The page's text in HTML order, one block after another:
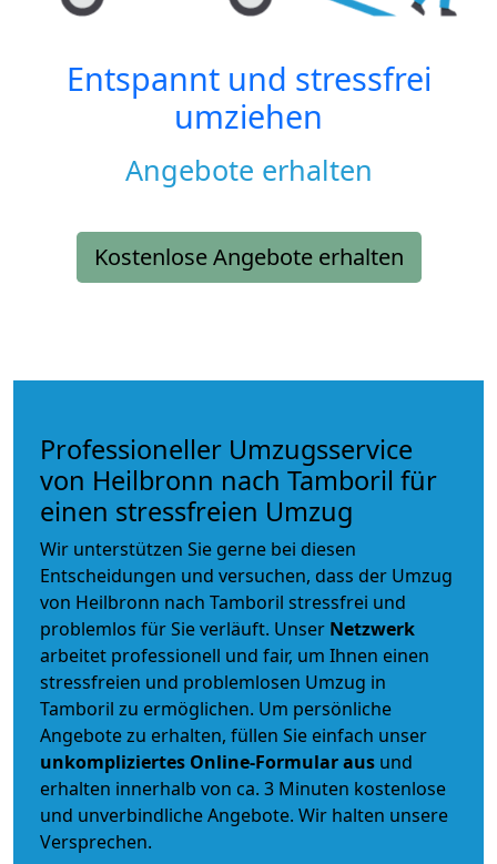
Entspannt und stressfrei
umziehen
Angebote erhalten
Kostenlose Angebote erhalten
Professioneller Umzugsservice
von Heilbronn nach Tamboril für
einen stressfreien Umzug
Wir unterstützen Sie gerne bei diesen
Entscheidungen und versuchen, dass der Umzug
von Heilbronn nach Tamboril stressfrei und
problemlos für Sie verläuft. Unser Netzwerk
arbeitet professionell und fair, um Ihnen einen
stressfreien und problemlosen Umzug in
Tamboril zu ermöglichen. Um persönliche
Angebote zu erhalten, füllen Sie einfach unser
unkompliziertes Online-Formular aus und
erhalten innerhalb von ca. 3 Minuten kostenlose
und unverbindliche Angebote. Wir halten unsere
Versprechen.